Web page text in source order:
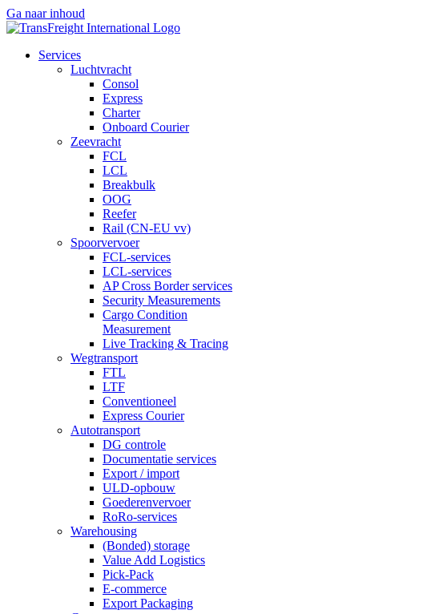
Ga naar inhoud
Services
Luchtvracht
Consol
Express
Charter
Onboard Courier
Zeevracht
FCL
LCL
Breakbulk
OOG
Reefer
Rail (CN-EU vv)
Spoorvervoer
FCL-services
LCL-services
AP Cross Border services
Security Measurements
Cargo Condition
Measurement
Live Tracking & Tracing
Wegtransport
FTL
LTF
Conventioneel
Express Courier
Autotransport
DG controle
Documentatie services
Export / import
ULD-opbouw
Goederenvervoer
RoRo-services
Warehousing
(Bonded) storage
Value Add Logistics
Pick-Pack
E-commerce
Export Packaging